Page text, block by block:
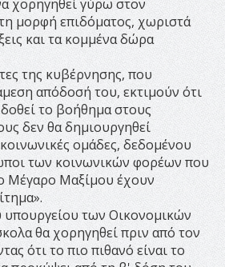
χορηγηθεί γύρω στον
μορφή επιδόματος, χωριστά
και τα κομμένα δώρα
της κυβέρνησης, που
απόδοσή του, εκτιμούν ότι
το βοήθημα στους
δεν θα δημιουργηθεί
ομάδες, δεδομένου
των κοινωνικών φορέων που
Μέγαρο Μαξίμου έχουν
των Οικονομικών
θα χορηγηθεί πριν από τον
ότι το πιο πιθανό είναι το